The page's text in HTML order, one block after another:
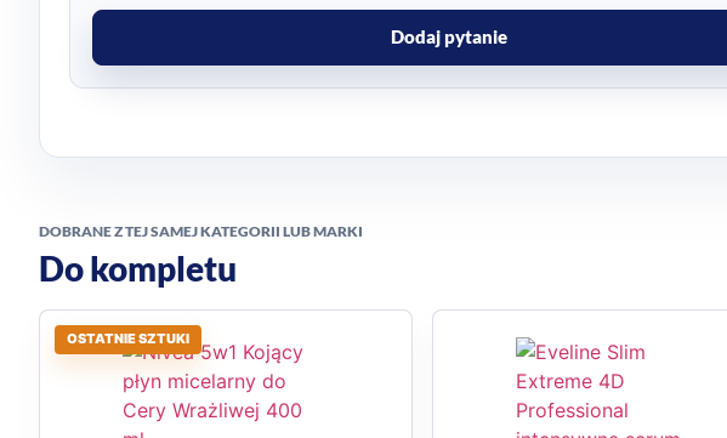
Dodaj pytanie
DOBRANE Z TEJ SAMEJ KATEGORII LUB MARKI
Do kompletu
OSTATNIE SZTUKI